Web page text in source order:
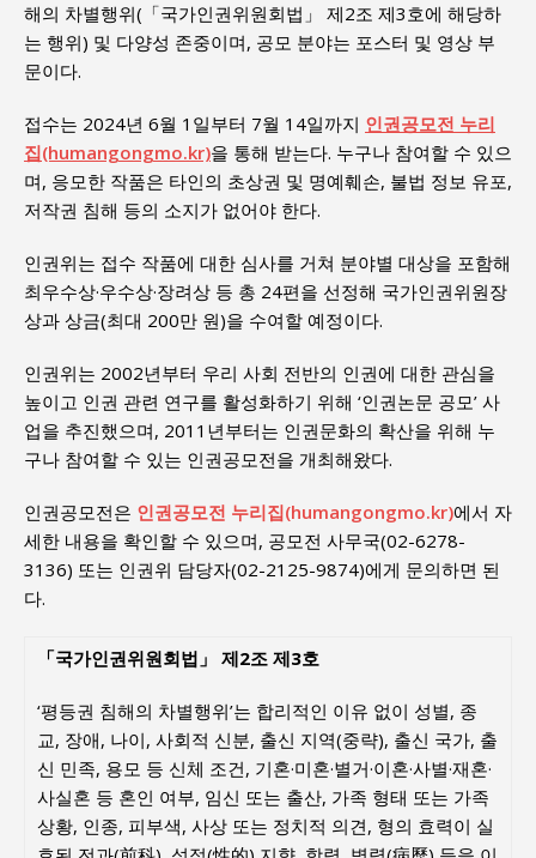
해의 차별행위(「국가인권위원회법」 제2조 제3호에 해당하
는 행위) 및 다양성 존중이며, 공모 분야는 포스터 및 영상 부
문이다.
접수는 2024년 6월 1일부터 7월 14일까지 인권공모전 누리
집(humangongmo.kr)을 통해 받는다. 누구나 참여할 수 있으
며, 응모한 작품은 타인의 초상권 및 명예훼손, 불법 정보 유포,
저작권 침해 등의 소지가 없어야 한다.
인권위는 접수 작품에 대한 심사를 거쳐 분야별 대상을 포함해
최우수상·우수상·장려상 등 총 24편을 선정해 국가인권위원장
상과 상금(최대 200만 원)을 수여할 예정이다.
인권위는 2002년부터 우리 사회 전반의 인권에 대한 관심을
높이고 인권 관련 연구를 활성화하기 위해 ‘인권논문 공모’ 사
업을 추진했으며, 2011년부터는 인권문화의 확산을 위해 누
구나 참여할 수 있는 인권공모전을 개최해왔다.
인권공모전은 인권공모전 누리집(humangongmo.kr)에서 자
세한 내용을 확인할 수 있으며, 공모전 사무국(02-6278-
3136) 또는 인권위 담당자(02-2125-9874)에게 문의하면 된
다.
「국가인권위원회법」 제2조 제3호
‘평등권 침해의 차별행위’는 합리적인 이유 없이 성별, 종
교, 장애, 나이, 사회적 신분, 출신 지역(중략), 출신 국가, 출
신 민족, 용모 등 신체 조건, 기혼·미혼·별거·이혼·사별·재혼·
사실혼 등 혼인 여부, 임신 또는 출산, 가족 형태 또는 가족
상황, 인종, 피부색, 사상 또는 정치적 의견, 형의 효력이 실